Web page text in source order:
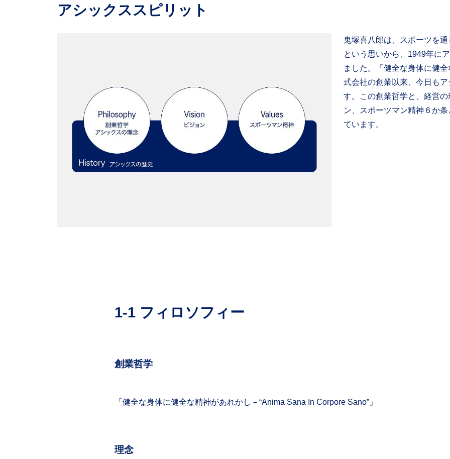
アシックススピリット
鬼塚喜八郎は、スポーツを
という思いから、1949年に
ました。「健全な身体に健
式会社の創業以来、今日も
す。この創業哲学と、経営
ン、スポーツマン精神６か
ています。
1-1 フィロソフィー
創業哲学
「健全な身体に健全な精神があれかし－“Anima Sana In Corpore Sano”」
理念